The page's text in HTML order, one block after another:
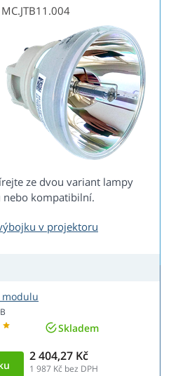
ze dvou variant lampy
nebo kompatibilní.
v projektoru
modulu
Skladem
2 404,27 Kč
1 987 Kč bez DPH